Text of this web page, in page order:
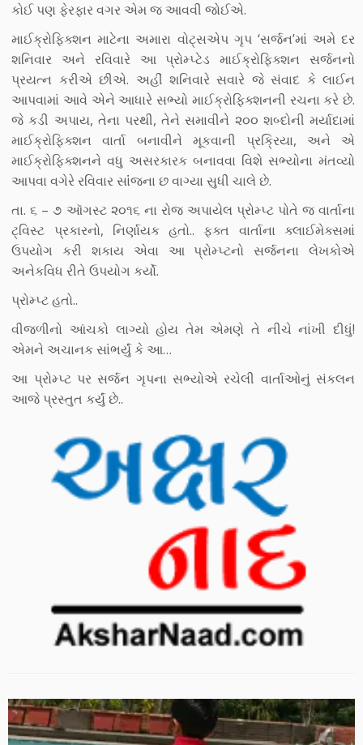
કોઈ પણ ફેરફાર વગર એમ જ આવવી જોઈએ.
માઈક્રોફિક્શન માટેના અમારા વોટ્સએપ ગૃપ ‘સર્જન’માં અમે દર
શનિવાર અને રવિવારે આ પ્રોમ્પ્ટેડ માઈક્રોફિક્શન સર્જનનો
પ્રયત્ન કરીએ છીએ. અહીં શનિવારે સવારે જે સંવાદ કે લાઈન
આપવામાં આવે એને આધારે સભ્યો માઈક્રોફિક્શનની રચના કરે છે.
જે કડી અપાય, તેના પરથી, તેને સમાવીને ૨૦૦ શબ્દોની મર્યાદામાં
માઈક્રોફિક્શન વાર્તા બનાવીને મૂકવાની પ્રક્રિયા, અને એ
માઈક્રોફિક્શનને વધુ અસરકારક બનાવવા વિશે સભ્યોના મંતવ્યો
આપવા વગેરે રવિવાર સાંંજના છ વાગ્યા સુધી ચાલે છે.
તા. ૬ – ૭ ઑગસ્ટ ૨૦૧૬ ના રોજ અપાયેલ પ્રોમ્પ્ટ પોતે જ વાર્તાના
ટ્વિસ્ટ પ્રકારનો, નિર્ણાયક હતો.. ફક્ત વાર્તાના ક્લાઈમેક્સમાં
ઉપયોગ કરી શકાય એવા આ પ્રોમ્પ્ટનો સર્જનના લેખકોએ
અનેકવિધ રીતે ઉપયોગ કર્યો.
પ્રોમ્પ્ટ હતો..
વીજળીનો આંચકો લાગ્યો હોય તેમ એમણે તે નીચે નાંખી દીધું!
એમને અચાનક સાંભર્યું કે આ…
આ પ્રોમ્પ્ટ પર સર્જન ગૃપના સભ્યોએ રચેલી વાર્તાઓનું સંકલન
આજે પ્રસ્તુત કર્યું છે..